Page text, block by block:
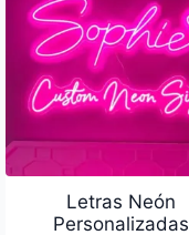
Letras Neón
Personalizadas